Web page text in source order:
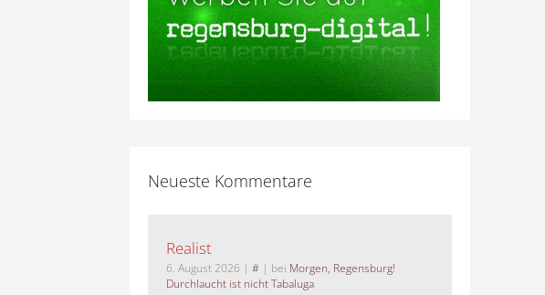
Neueste Kommentare
Realist
6. August 2026 | #| bei Morgen, Regensburg!
Durchlaucht ist nicht Tabaluga